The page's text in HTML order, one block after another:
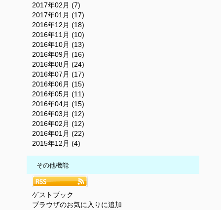
2017年02月 (7)
2017年01月 (17)
2016年12月 (18)
2016年11月 (10)
2016年10月 (13)
2016年09月 (16)
2016年08月 (24)
2016年07月 (17)
2016年06月 (15)
2016年05月 (11)
2016年04月 (15)
2016年03月 (12)
2016年02月 (12)
2016年01月 (22)
2015年12月 (4)
その他機能
ゲストブック
ブラウザのお気に入りに追加